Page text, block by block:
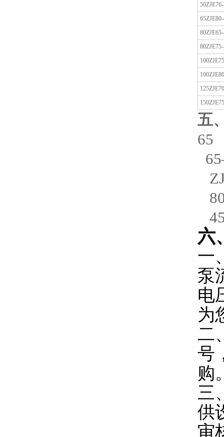
五
65
六
一
泵
电
为
二
号
购
三
供
审